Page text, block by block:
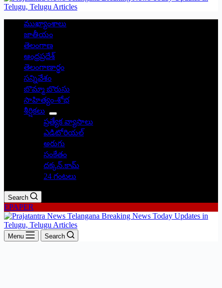
ముఖ్యాంశాలు
జాతీయం
తెలంగాణ
ఆంధ్రప్రదేశ్
తెలంగాణార్థం
సన్నివేశం
బొమ్మా బొరుసు
సాహిత్యం-శోభ
శీర్షికలు
ప్రత్యేక వ్యాసాలు
ఎడిటోరియల్
అరుగు
సంకేతం
దక్కన్.కామ్
24 గంటలు
Search
EPAPER
Menu Search